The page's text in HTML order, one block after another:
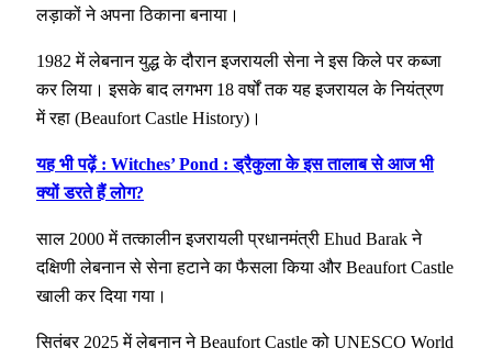
लड़ाकों ने अपना ठिकाना बनाया।
1982 में लेबनान युद्ध के दौरान इजरायली सेना ने इस किले पर कब्जा
कर लिया। इसके बाद लगभग 18 वर्षों तक यह इजरायल के नियंत्रण
में रहा (Beaufort Castle History)।
यह भी पढ़ें : Witches’ Pond : ड्रैकुला के इस तालाब से आज भी
क्यों डरते हैं लोग?
साल 2000 में तत्कालीन इजरायली प्रधानमंत्री Ehud Barak ने
दक्षिणी लेबनान से सेना हटाने का फैसला किया और Beaufort Castle
खाली कर दिया गया।
सितंबर 2025 में लेबनान ने Beaufort Castle को UNESCO World